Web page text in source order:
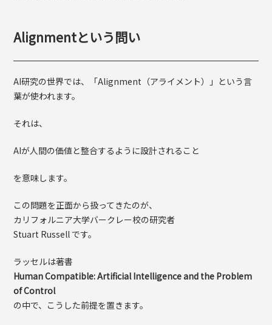
Alignmentという問い
AI研究の世界では、「Alignment（アライメント）」という言
葉が使われます。
それは、
AIが人間の価値と整合するように設計されること
を意味します。
この問題を正面から扱ってきたのが、
カリフォルニア大学バークレー校の研究者
Stuart Russell です。
ラッセルは著書
Human Compatible: Artificial Intelligence and the Problem
of Control
の中で、こうした前提を置きます。